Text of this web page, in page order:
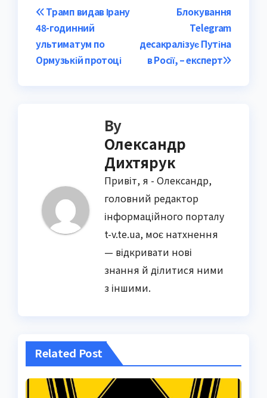
Post
navigation
Блокування
Telegram
десакралізує Путіна
в Росії, – експерт
Трамп видав Ірану
48-годинний
ультиматум по
Ормузькій протоці
By
Олександр
Дихтярук
Привіт, я - Олександр,
головний редактор
інформаційного порталу
t-v.te.ua, моє натхнення
— відкривати нові
знання й ділитися ними
з іншими.
Related Post